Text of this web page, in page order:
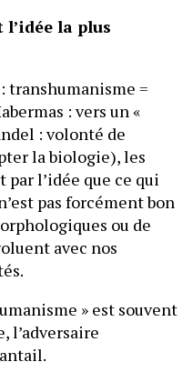
la plus
transhumanisme =
: vers un «
: volonté de
la biologie), les
l’idée que ce qui
pas forcément bon
ou de
avec nos
» est souvent
l’adversaire